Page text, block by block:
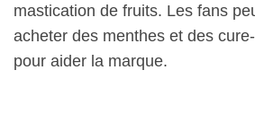
mastication de fruits. Les fans
acheter des menthes et des
pour aider la marque.